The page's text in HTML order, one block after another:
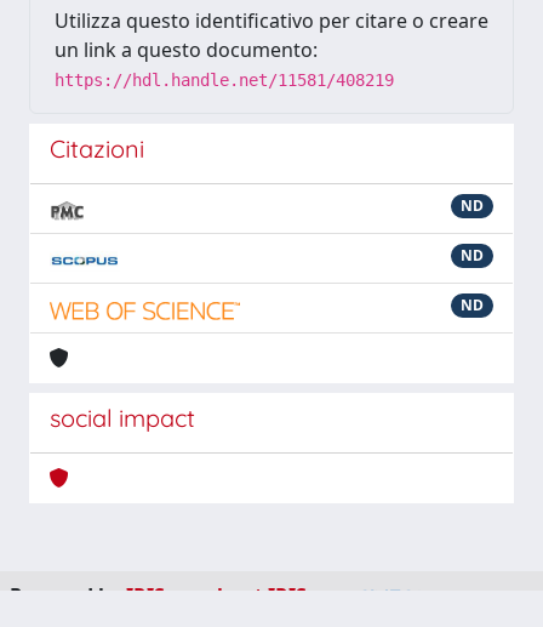
Utilizza questo identificativo per citare o creare
un link a questo documento:
https://hdl.handle.net/11581/408219
Citazioni
ND
ND
ND
social impact
Powered by IRIS about IRIS